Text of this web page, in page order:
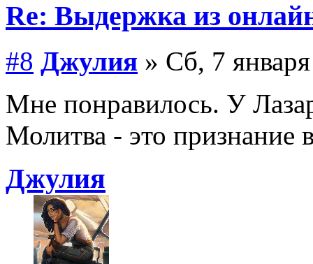
Re: Выдержка из
#8 Джулия » Сб, 7
Мне понравилось. У
Молитва - это признание
Джулия